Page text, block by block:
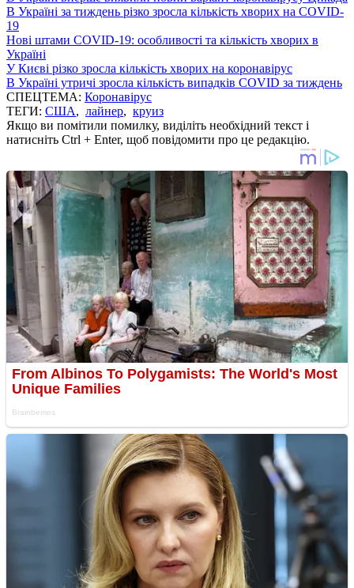
В Україні за тиждень різко зросла кількість хворих на COVID-
19
Нові штами COVID-19: особливості та кількість хворих в
Україні
У Києві різко зросла кількість хворих на коронавірус
В Україні утричі зросла кількість випадків COVID за тиждень
СПЕЦТЕМА: Коронавірус
ТЕГИ: США, лайнер, круиз
Якщо ви помітили помилку, виділіть необхідний текст і
натисніть Ctrl + Enter, щоб повідомити про це редакцію.